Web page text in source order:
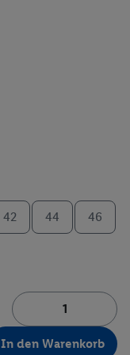
42 44 46
In den Warenkorb